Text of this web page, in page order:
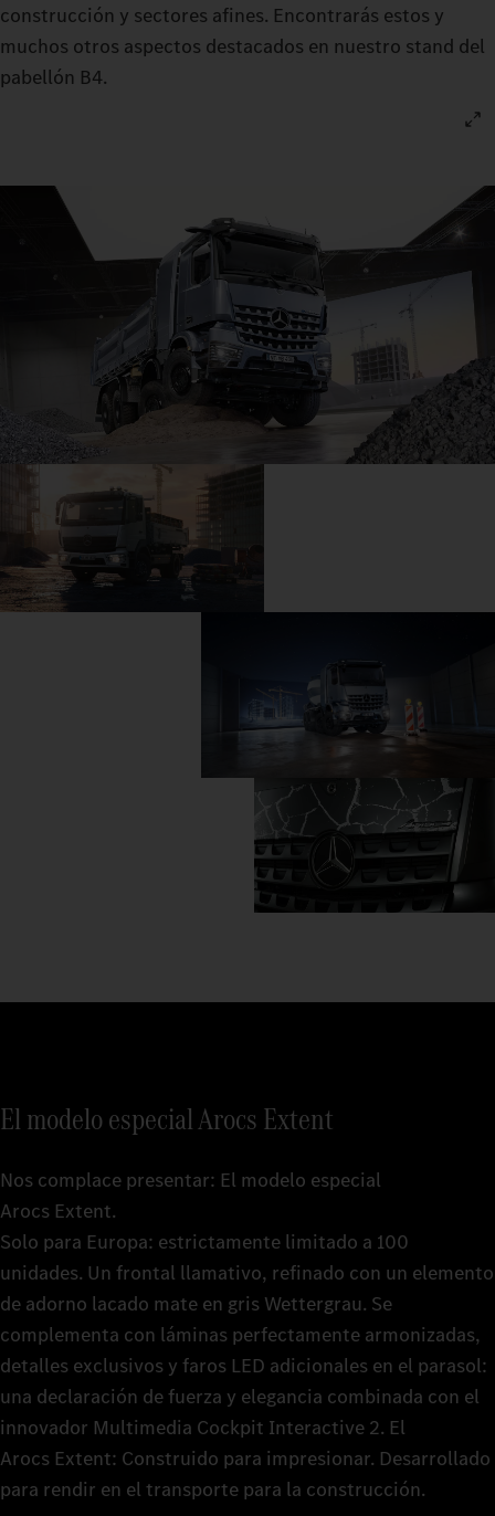
construcción y sectores afines. Encontrarás estos y
muchos otros aspectos destacados en nuestro stand del
pabellón B4.
El modelo especial Arocs Extent
Nos complace presentar: El modelo especial
Arocs Extent.
Solo para Europa: estrictamente limitado a 100
unidades. Un frontal llamativo, refinado con un elemento
de adorno lacado mate en gris Wettergrau. Se
complementa con láminas perfectamente armonizadas,
detalles exclusivos y faros LED adicionales en el parasol:
una declaración de fuerza y elegancia combinada con el
innovador Multimedia Cockpit Interactive 2. El
Arocs Extent: Construido para impresionar. Desarrollado
para rendir en el transporte para la construcción.